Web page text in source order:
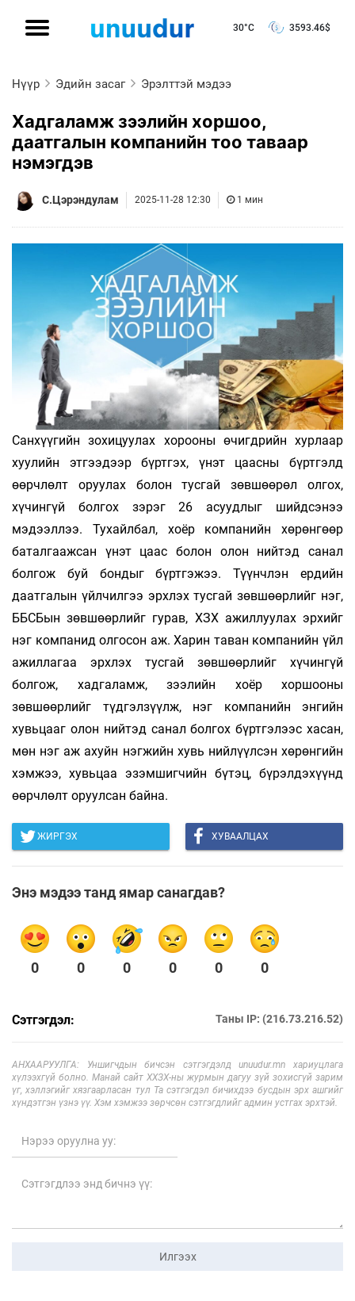
30°C 3593.46$
Нүүр Эдийн засаг Эрэлттэй мэдээ
Хадгаламж зээлийн хоршоо,
даатгалын компанийн тоо таваар
нэмэгдэв
С.Цэрэндулам 2025-11-28 12:30 1 мин
Санхүүгийн зохицуулах хорооны өчигдрийн хурлаар
хуулийн этгээдээр бүртгэх, үнэт цаасны бүртгэлд
өөрчлөлт оруулах болон тусгай зөвшөөрөл олгох,
хүчингүй болгох зэрэг 26 асуудлыг шийдсэнээ
мэдээллээ. Тухайлбал, хоёр компанийн хөрөнгөөр
баталгаажсан үнэт цаас болон олон нийтэд санал
болгож буй бондыг бүртгэжээ. Түүнчлэн ердийн
даатгалын үйлчилгээ эрхлэх тусгай зөвшөөрлийг нэг,
ББСБын зөвшөөрлийг гурав, ХЗХ ажиллуулах эрхийг
нэг компанид олгосон аж. Харин таван компанийн үйл
ажиллагаа эрхлэх тусгай зөвшөөрлийг хүчингүй
болгож, хадгаламж, зээлийн хоёр хоршооны
зөвшөөрлийг түдгэлзүүлж, нэг компанийн энгийн
хувьцааг олон нийтэд санал болгох бүртгэлээс хасан,
мөн нэг аж ахуйн нэгжийн хувь нийлүүлсэн хөрөнгийн
хэмжээ, хувьцаа эзэмшигчийн бүтэц, бүрэлдэхүүнд
өөрчлөлт оруулсан байна.
ЖИРГЭХ ХУВААЛЦАХ
Энэ мэдээ танд ямар санагдав?
0 0 0 0 0 0
Сэтгэгдэл: Таны IP: (216.73.216.52)
АНХААРУУЛГА: Уншигчдын бичсэн сэтгэгдэлд unuudur.mn хариуцлага
хүлээхгүй болно. Манай сайт ХХЗХ-ны журмын дагуу зүй зохисгүй зарим
үг, хэллэгийг хязгаарласан тул Та сэтгэгдэл бичихдээ бусдын эрх ашгийг
хүндэтгэн үзнэ үү. Хэм хэмжээ зөрчсөн сэтгэгдлийг админ устгах эрхтэй.
Илгээх